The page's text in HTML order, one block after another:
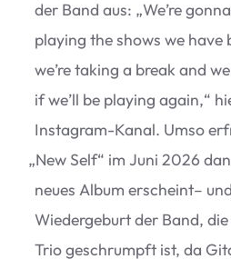
der Band aus: „We’re
play­ing the shows we have
we’re taking a break and
if we’ll be play­ing again,“
Insta­gram-Kanal. Umso
„New Self“ im Juni 2026
neues Album erscheint–
Wie­der­ge­burt der Band,
Trio geschrumpft ist, da